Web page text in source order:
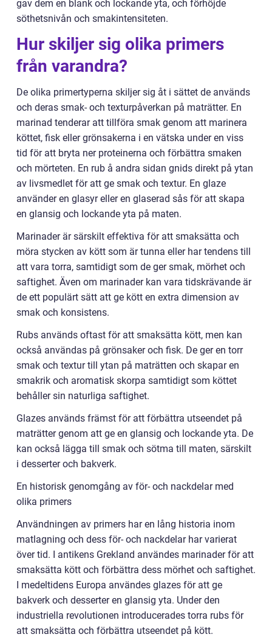
gav dem en blank och lockande yta, och förhöjde
söthetsnivån och smakintensiteten.
Hur skiljer sig olika primers
från varandra?
De olika primertyperna skiljer sig åt i sättet de används
och deras smak- och texturpåverkan på maträtter. En
marinad tenderar att tillföra smak genom att marinera
köttet, fisk eller grönsakerna i en vätska under en viss
tid för att bryta ner proteinerna och förbättra smaken
och mörteten. En rub å andra sidan gnids direkt på ytan
av livsmedlet för att ge smak och textur. En glaze
använder en glasyr eller en glaserad sås för att skapa
en glansig och lockande yta på maten.
Marinader är särskilt effektiva för att smaksätta och
möra stycken av kött som är tunna eller har tendens till
att vara torra, samtidigt som de ger smak, mörhet och
saftighet. Även om marinader kan vara tidskrävande är
de ett populärt sätt att ge kött en extra dimension av
smak och konsistens.
Rubs används oftast för att smaksätta kött, men kan
också användas på grönsaker och fisk. De ger en torr
smak och textur till ytan på maträtten och skapar en
smakrik och aromatisk skorpa samtidigt som köttet
behåller sin naturliga saftighet.
Glazes används främst för att förbättra utseendet på
maträtter genom att ge en glansig och lockande yta. De
kan också lägga till smak och sötma till maten, särskilt
i desserter och bakverk.
En historisk genomgång av för- och nackdelar med
olika primers
Användningen av primers har en lång historia inom
matlagning och dess för- och nackdelar har varierat
över tid. I antikens Grekland användes marinader för att
smaksätta kött och förbättra dess mörhet och saftighet.
I medeltidens Europa användes glazes för att ge
bakverk och desserter en glansig yta. Under den
industriella revolutionen introducerades torra rubs för
att smaksätta och förbättra utseendet på kött.